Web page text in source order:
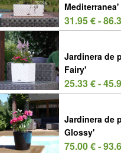
Mediterranea'
31.95 € -
Jardinera de
Fairy'
25.33 € -
Jardinera de
Glossy'
75.00 € -